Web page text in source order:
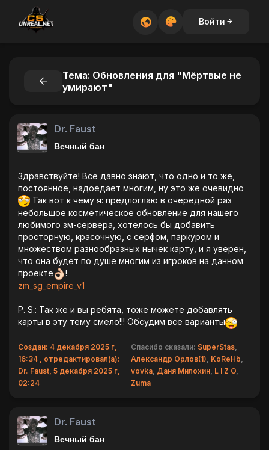
Войти
Тема: Обновления для "Мёртвые не
умирают"
Dr. Faust
Вечный бан
Здравствуйте! Все давно знают, что одно и то же,
постоянное, надоедает многим, ну это же очевидно
Так вот к чему я: предлоглаю в очередной раз
небольшое косметическое обновление для нашего
любимого зм-сервера, хотелось бы добавить
просторную, красочную, с серфом, паркуром и
множеством разнообразных нычек карту, и я уверен,
что она будет по душе многим из игроков на данном
проекте
!
zm_sg_empire_v1
P. S.: Так же и вы ребята, тоже можете добавлять
карты в эту тему смело!!! Обсудим все варианты
Создан: 4 декабря 2025 г,
16:34 , отредактировал(а):
Dr. Faust, 5 декабря 2025 г,
02:24
Спасибо сказали: SuperStas
Александр Орлов(1) KoReHb
vovka Даня Милохин L I Z O
Zuma
Dr. Faust
Вечный бан